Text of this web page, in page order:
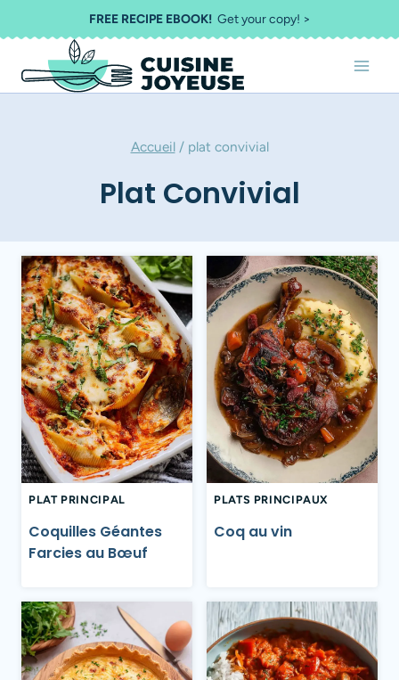
au
contenu
FREE RECIPE EBOOK!Get your copy! >
Accueil / plat convivial
Plat Convivial
PLAT PRINCIPAL
Coquilles Géantes
Farcies au Bœuf
PLATS PRINCIPAUX
Coq au vin